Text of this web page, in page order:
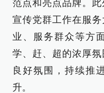
范点和亮点品牌。
宣传党群工作在服
业、服务群众等方
学、赶、超的浓厚
良好氛围，持续推
升。